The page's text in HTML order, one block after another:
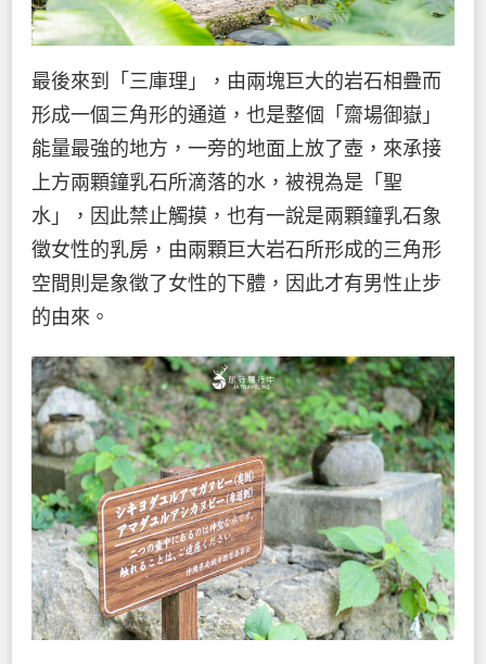
最後來到「三庫理」，由兩塊巨大的岩石相疊而
形成一個三角形的通道，也是整個「齋場御嶽」
能量最強的地方，一旁的地面上放了壺，來承接
上方兩顆鐘乳石所滴落的水，被視為是「聖
水」，因此禁止觸摸，也有一說是兩顆鐘乳石象
徵女性的乳房，由兩顆巨大岩石所形成的三角形
空間則是象徵了女性的下體，因此才有男性止步
的由來。